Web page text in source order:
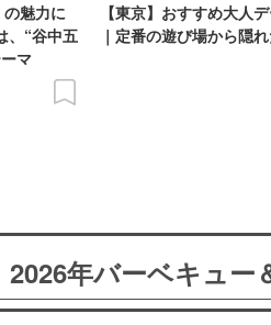
魅力に
、“谷中五
マ
【東京】おすすめ大人
｜定番の遊び場から隠
年バーベキュー